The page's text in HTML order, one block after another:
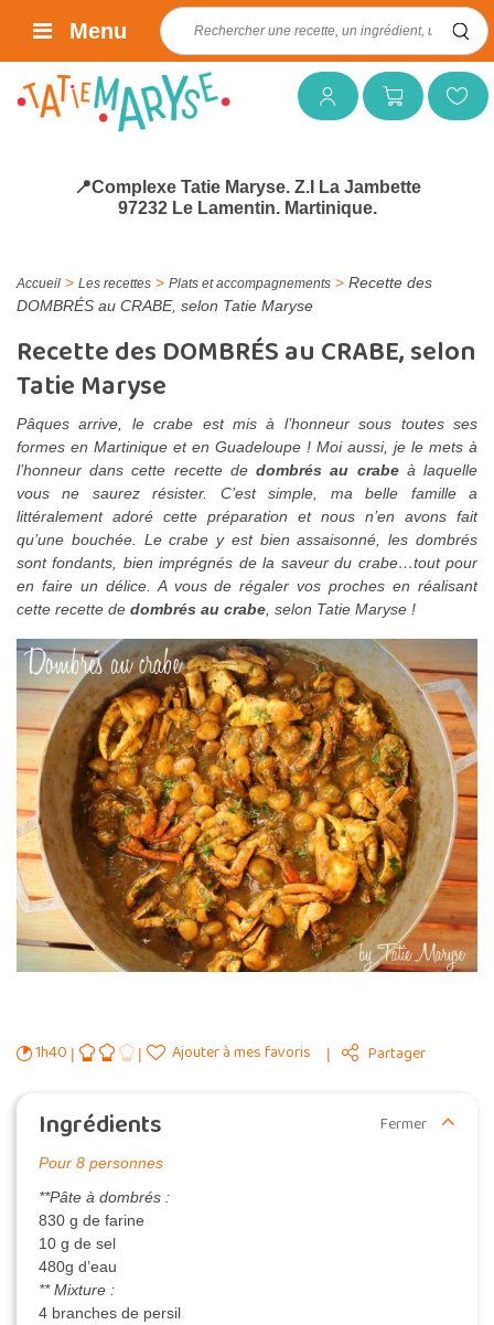
Mon compteMon panierMes favoris
Rechercher :
Menu
📍Complexe Tatie Maryse. Z.I La Jambette
97232 Le Lamentin. Martinique.
Accueil > Les recettes > Plats et accompagnements > Recette des
DOMBRÉS au CRABE, selon Tatie Maryse
Recette des DOMBRÉS au CRABE, selon
Tatie Maryse
Pâques arrive, le crabe est mis à l’honneur sous toutes ses
formes en Martinique et en Guadeloupe ! Moi aussi, je le mets à
l’honneur dans cette recette dedombrés au crabeà laquelle
vous ne saurez résister. C’est simple, ma belle famille a
littéralement adoré cette préparation et nous n’en avons fait
qu’une bouchée. Le crabe y est bien assaisonné, les dombrés
sont fondants, bien imprégnés de la saveur du crabe…tout pour
en faire un délice. A vous de régaler vos proches en réalisant
cette recette de dombrés au crabe , selon Tatie Maryse !
1h40 Ajouter à mes favoris Partager
Ingrédients Fermer
Pour 8 personnes
**Pâte à dombrés :
830 g de farine
10 g de sel
480g d’eau
** Mixture :
4 branches de persil